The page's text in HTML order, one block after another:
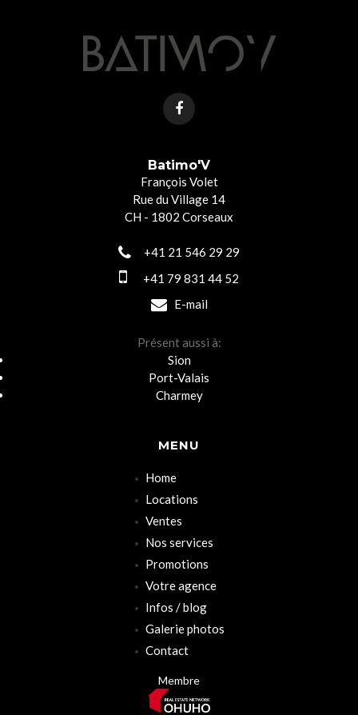
Membre
MENU
Home
Locations
Ventes
Nos services
Promotions
Votre agence
Infos / blog
Galerie photos
Contact
Batimo'V
François Volet
Rue du Village 14
CH - 1802 Corseaux
+41 21 546 29 29
+41 79 831 44 52
E-mail
Présent aussi à:
Sion
Port-Valais
Charmey